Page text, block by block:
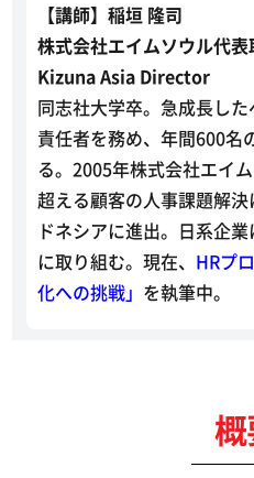
【講師】稲垣 隆司
株式会社エイムソウル代
Kizuna Asia Director
同志社大学卒。急成長し
責任者を務め、年間600名
る。2005年株式会社エイ
超える顧客の人事課題解
ドネシアに進出。日系企
に取り組む。現在、 HRプ
化への挑戦」 を執筆中。